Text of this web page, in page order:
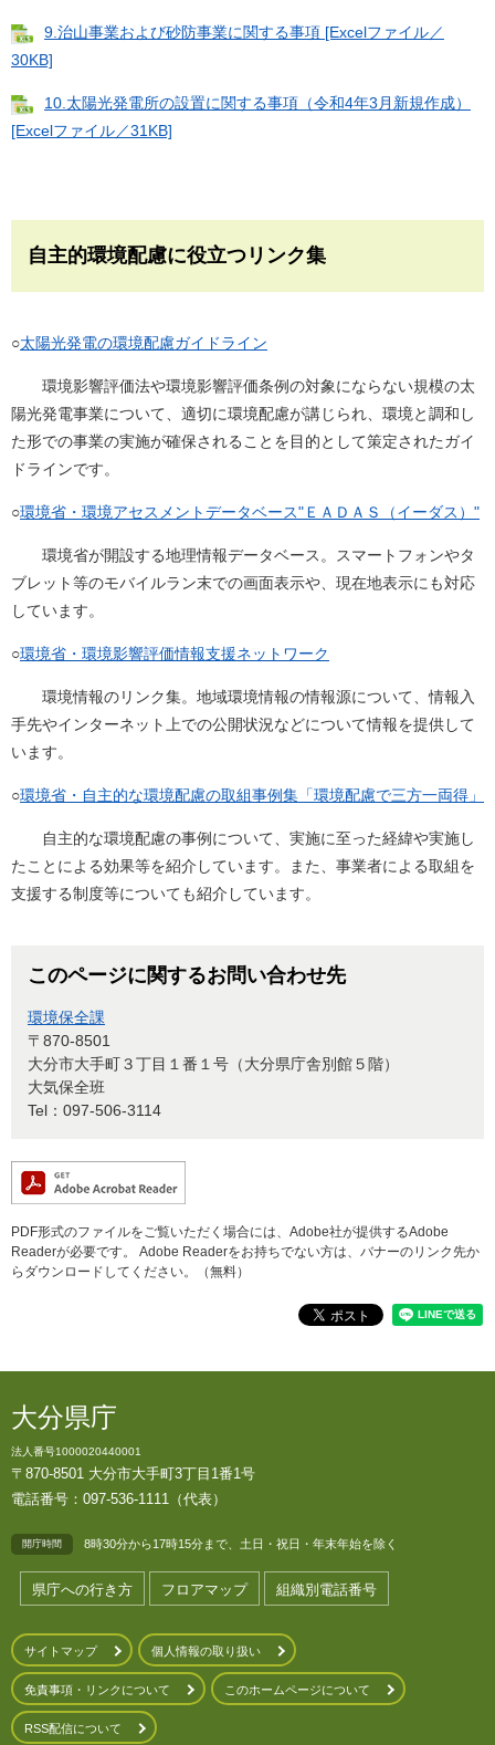
9.治山事業および砂防事業に関する事項 [Excelファイル／
30KB]
10.太陽光発電所の設置に関する事項（令和4年3月新規作成）
[Excelファイル／31KB]
自主的環境配慮に役立つリンク集
○太陽光発電の環境配慮ガイドライン
環境影響評価法や環境影響評価条例の対象にならない規模の太
陽光発電事業について、適切に環境配慮が講じられ、環境と調和し
た形での事業の実施が確保されることを目的として策定されたガイ
ドラインです。
○環境省・環境アセスメントデータベース"ＥＡＤＡＳ（イーダス）"
環境省が開設する地理情報データベース。スマートフォンやタ
ブレット等のモバイルラン末での画面表示や、現在地表示にも対応
しています。
○環境省・環境影響評価情報支援ネットワーク
環境情報のリンク集。地域環境情報の情報源について、情報入
手先やインターネット上での公開状況などについて情報を提供して
います。
○環境省・自主的な環境配慮の取組事例集「環境配慮で三方一両得」
自主的な環境配慮の事例について、実施に至った経緯や実施し
たことによる効果等を紹介しています。また、事業者による取組を
支援する制度等についても紹介しています。
このページに関するお問い合わせ先
環境保全課
〒870-8501
大分市大手町３丁目１番１号（大分県庁舎別館５階）
大気保全班
Tel：097-506-3114
PDF形式のファイルをご覧いただく場合には、Adobe社が提供するAdobe
Readerが必要です。
Adobe Readerをお持ちでない方は、バナーのリンク先か
らダウンロードしてください。（無料）
大分県庁
法人番号1000020440001
〒870-8501 大分市大手町3丁目1番1号
電話番号：097-536-1111（代表）
開庁時間 8時30分から17時15分まで、土日・祝日・年末年始を除く
県庁への行き方 フロアマップ 組織別電話番号
サイトマップ 個人情報の取り扱い
免責事項・リンクについて このホームページについて
RSS配信について